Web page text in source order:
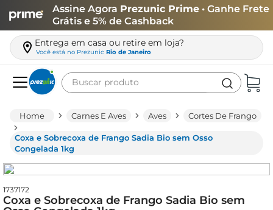
Assine Agora Prezunic Prime • Ganhe Frete
Grátis e 5% de Cashback
Entrega em casa ou retire em loja?
Você está no Prezunic Rio de Janeiro
Buscar produto
Carnes E Aves Aves Cortes De Frango
Coxa e Sobrecoxa de Frango Sadia Bio sem Osso
Congelada 1kg
1737172
Coxa e Sobrecoxa de Frango Sadia Bio sem
leite
café
queijo